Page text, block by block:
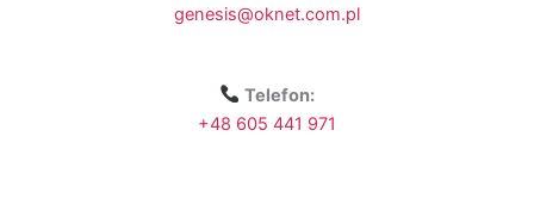
genesis@oknet.com.pl
Telefon:
+48 605 441 971